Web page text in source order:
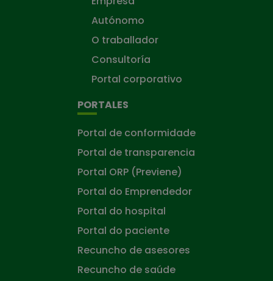
Autónomo
O traballador
Consultoría
Portal corporativo
PORTALES
Portal de conformidade
Portal de transparencia
Portal ORP (Previene)
Portal do Emprendedor
Portal do hospital
Portal do paciente
Recuncho de asesores
Recuncho de saúde